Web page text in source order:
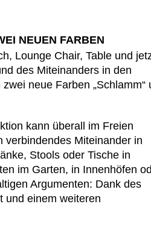
Rest der Welt()
Rumänien
NEUEN FARBEN
Lounge Chair, Table und
des Miteinanders in den
neue Farben „Schlamm“
kann überall im Freien
verbindendes Miteinander in
Stools oder Tische in
im Garten, in Innenhöfen
Argumenten: Dank des
und einem weiteren